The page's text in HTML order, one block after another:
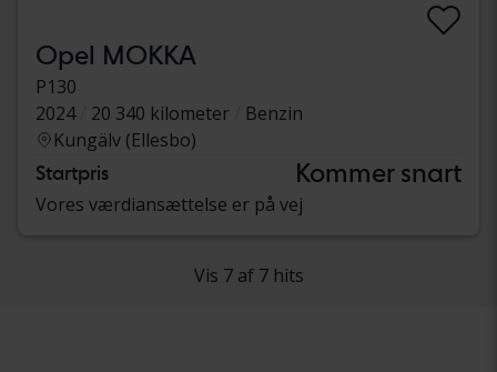
Opel MOKKA
P130
2024
20 340 kilometer
Benzin
Kungälv (Ellesbo)
Startpris Kommer snart
Vores værdiansættelse er på vej
Vis 7 af 7 hits